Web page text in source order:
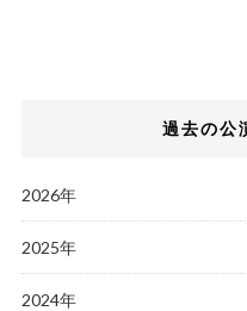
過去の公
2026年
2025年
2024年